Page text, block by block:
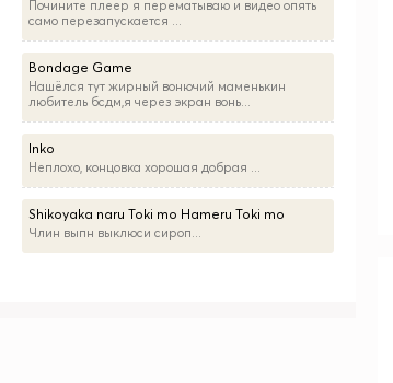
Почините плеер я перематываю и видео опять
само перезапускается ...
Bondage Game
Нашёлся тут жирный вонючий маменькин
любитель бсдм,я через экран вонь...
Inko
Неплохо, концовка хорошая добрая ...
Shikoyaka naru Toki mo Hameru Toki mo
Члин выпн выклюси сироп...